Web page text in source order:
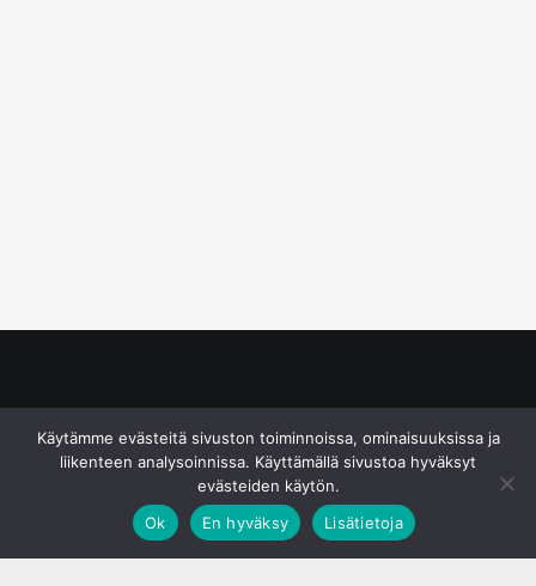
Käytämme evästeitä sivuston toiminnoissa, ominaisuuksissa ja
liikenteen analysoinnissa. Käyttämällä sivustoa hyväksyt
evästeiden käytön.
Ok
En hyväksy Lisätietoja